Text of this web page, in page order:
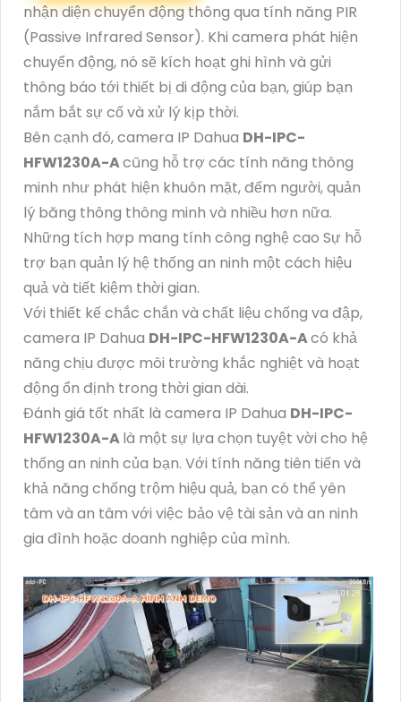
nhận diện chuyển động thông qua tính năng PIR
(Passive Infrared Sensor). Khi camera phát hiện
chuyển động, nó sẽ kích hoạt ghi hình và gửi
thông báo tới thiết bị di động của bạn, giúp bạn
nắm bắt sự cố và xử lý kịp thời.
Bên cạnh đó, camera IP Dahua DH-IPC-
HFW1230A-Acũng hỗ trợ các tính năng thông
minh như phát hiện khuôn mặt, đếm người, quản
lý băng thông thông minh và nhiều hơn nữa.
Những tích hợp mang tính công nghệ cao Sự hỗ
trợ bạn quản lý hệ thống an ninh một cách hiệu
quả và tiết kiệm thời gian.
Với thiết kế chắc chắn và chất liệu chống va đập,
camera IP Dahua DH-IPC-HFW1230A-Acó khả
năng chịu được môi trường khắc nghiệt và hoạt
động ổn định trong thời gian dài.
Đánh giá tốt nhất là camera IP Dahua DH-IPC-
HFW1230A-Alà một sự lựa chọn tuyệt vời cho hệ
thống an ninh của bạn. Với tính năng tiên tiến và
khả năng chống trộm hiệu quả, bạn có thể yên
tâm và an tâm với việc bảo vệ tài sản và an ninh
gia đình hoặc doanh nghiệp của mình.